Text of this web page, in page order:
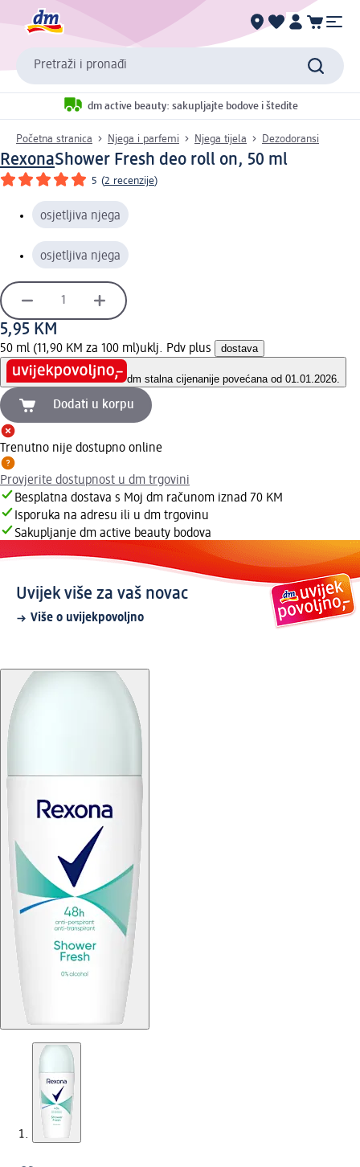
Pretraži i pronađi
dm active beauty: sakupljajte bodove i štedite
Početna stranica Njega i parfemi Njega tijela Dezodoransi
RexonaShower Fresh deo roll on, 50 ml
5 (2 recenzije)
osjetljiva njega
osjetljiva njega
5,95 KM
50 ml (11,90 KM za 100 ml)uklj. Pdv plus dostava
dm stalna cijenanije povećana od 01.01.2026.
Dodati u korpu
Trenutno nije dostupno online
Provjerite dostupnost u dm trgovini
Besplatna dostava s Moj dm računom iznad 70 KM
Isporuka na adresu ili u dm trgovinu
Sakupljanje dm active beauty bodova
Uvijek više za vaš novac
Više o uvijekpovoljno